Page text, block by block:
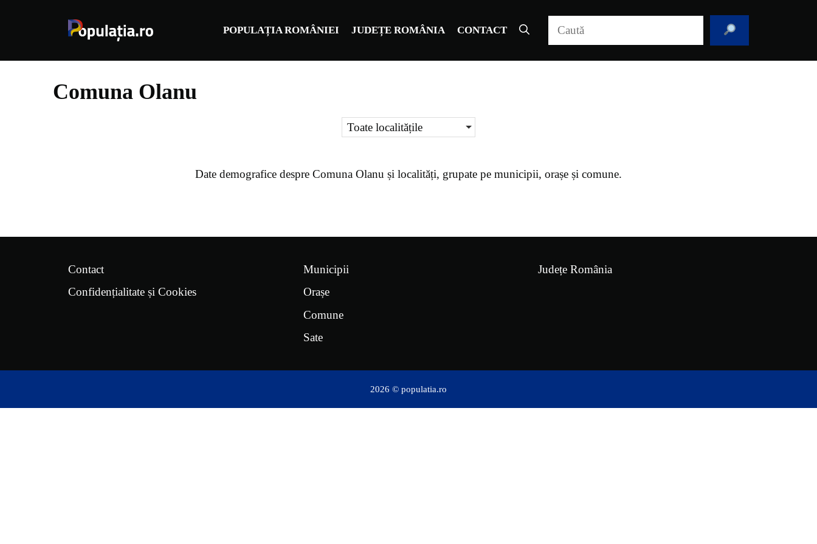
POPULAȚIA ROMÂNIEI JUDEȚE ROMÂNIA CONTACT
Comuna Olanu
Toate localitățile
Date demografice despre Comuna Olanu și localități, grupate pe municipii, orașe și comune.
Contact
Confidențialitate și Cookies
Municipii
Orașe
Comune
Sate
Județe România
2026 © populatia.ro